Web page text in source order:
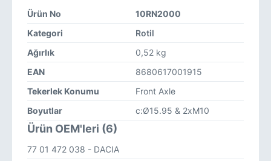
Ürün No
10RN2000
Kategori
Rotil
Ağırlık
0,52 kg
EAN
8680617001915
Tekerlek Konumu
Front Axle
Boyutlar
c:Ø15.95 & 2xM10
Ürün OEM'leri (6)
77 01 472 038 - DACIA